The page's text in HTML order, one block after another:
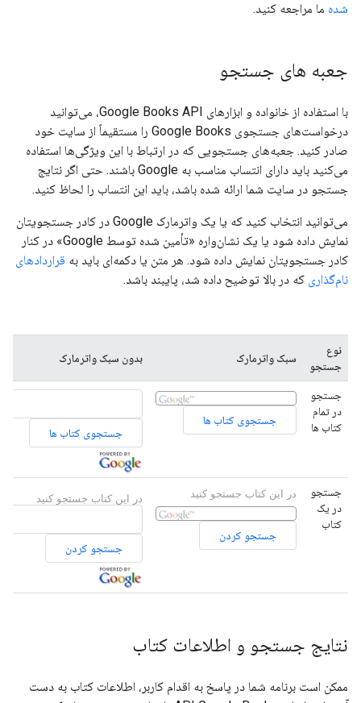
شده ما مراجعه کنید.
جعبه های جستجو
با استفاده از خانواده و ابزارهای Google Books API، می‌توانید
درخواست‌های جستجوی Google Books را مستقیماً از سایت خود
صادر کنید. جعبه‌های جستجویی که در ارتباط با این ویژگی‌ها استفاده
می‌کنید باید دارای انتساب مناسب به Google باشند. حتی اگر نتایج
جستجو در سایت شما ارائه شده باشد، باید این انتساب را لحاظ کنید.
می‌توانید انتخاب کنید که یا یک واترمارک Google در کادر جستجویتان
نمایش داده شود یا یک نشان‌واره «تأمین شده توسط Google» در کنار
کادر جستجویتان نمایش داده شود. هر متن یا دکمه‌ای باید به قراردادهای
نام‌گذاری که در بالا توضیح داده شد، پایبند باشد.
نوع
جستجو
سبک واترمارک بدون سبک واترمارک
جستجو
در تمام
کتاب ها
جستجو
در یک
کتاب
در این کتاب جستجو کنید در این کتاب جستجو کنید
نتایج جستجو و اطلاعات کتاب
ممکن است برنامه شما در پاسخ به اقدام کاربر، اطلاعات کتاب به دست